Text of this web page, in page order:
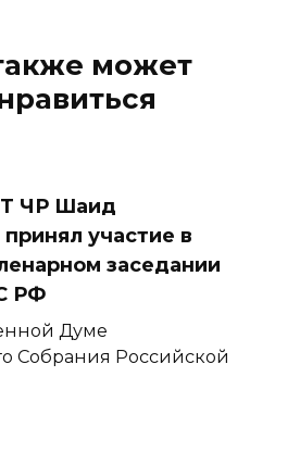
может
ЧР Шаид
участие в
заседании
РФ
Думе
Собрания Российской